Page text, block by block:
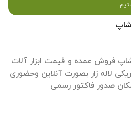
شاپ
شاپ فروش عمده و قیمت ابزار آلات
لاله زار بصورت آنلاین وحضوری
صدور فاکتور رسمی